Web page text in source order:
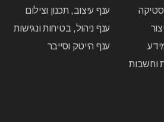
וחשבות
ענף עיצוב, תכנון וצילום
ענף ניהול, בטיחות ונגישות
ענף הייטק וסייבר